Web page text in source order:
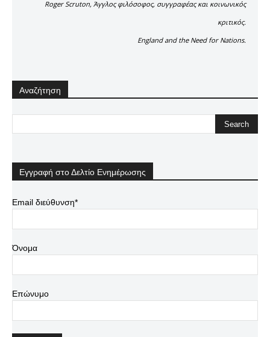
Roger Scruton, Άγγλος φιλόσοφος, συγγραφέας και κοινωνικός
κριτικός.
England and the Need for Nations.
Αναζήτηση
Εγγραφή στο Δελτίο Ενημέρωσης
Email διεύθυνση*
Όνομα
Επώνυμο